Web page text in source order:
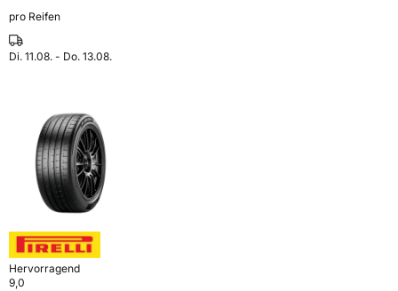
pro Reifen
Di. 11.08. - Do. 13.08.
Hervorragend
9,0